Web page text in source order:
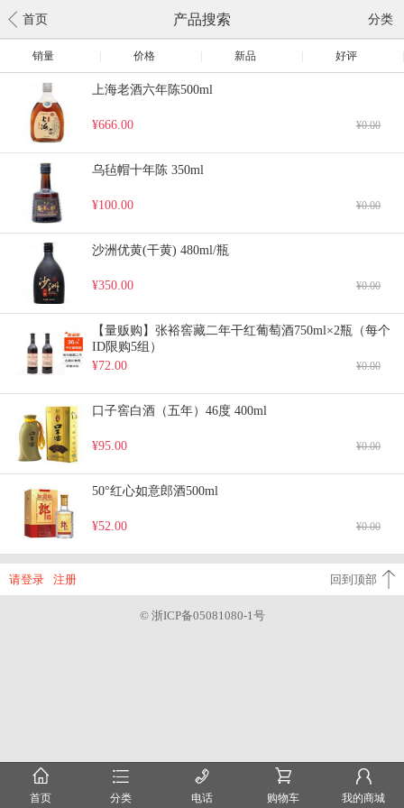
首页 产品搜索 分类
销量 价格 新品 好评
上海老酒六年陈500ml
¥666.00 ¥0.00
乌毡帽十年陈 350ml
¥100.00 ¥0.00
沙洲优黄(干黄) 480ml/瓶
¥350.00 ¥0.00
【量贩购】张裕窖藏二年干红葡萄酒750ml×2瓶（每个
ID限购5组）
¥72.00
¥0.00
口子窖白酒（五年）46度 400ml
¥95.00 ¥0.00
50°红心如意郎酒500ml
¥52.00 ¥0.00
请登录 注册 回到顶部
© 浙ICP备05081080-1号
󰂠
首页
󰂦
分类
󰄫
电话
󰂟
购物车
󰂢
我的商城